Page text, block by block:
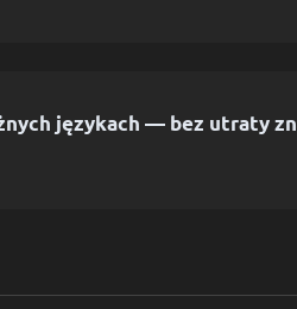
językach — bez utraty